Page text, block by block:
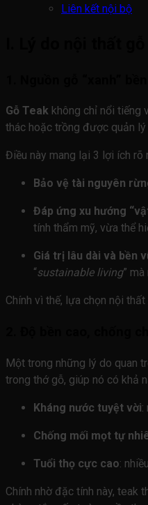
Liên kết nội bộ
Gỗ Teak không chỉ nổi tiếng
thác hoặc trồng được quản
Điều này mang lại 3 lợi ích rõ
Bảo vệ tài nguyên
Đáp ứng xu hướng
tính thẩm mỹ, vừa thể
Giá trị lâu dài và bền
“sustainable living”
Chính vì thế, lựa chọn nội
Một trong những lý do quan
trong thớ gỗ, giúp nó có khả
Kháng nước tuyệt vời:
Chống mối mọt tự
Tuổi thọ cực cao:
Chính nhờ đặc tính này, teak